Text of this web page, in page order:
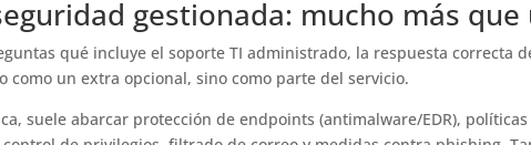
gestionada: mucho más
qué incluye el soporte TI administrado, la respuesta correcta
como un extra opcional, sino como parte del servicio.
suele abarcar protección de endpoints (antimalware/EDR),